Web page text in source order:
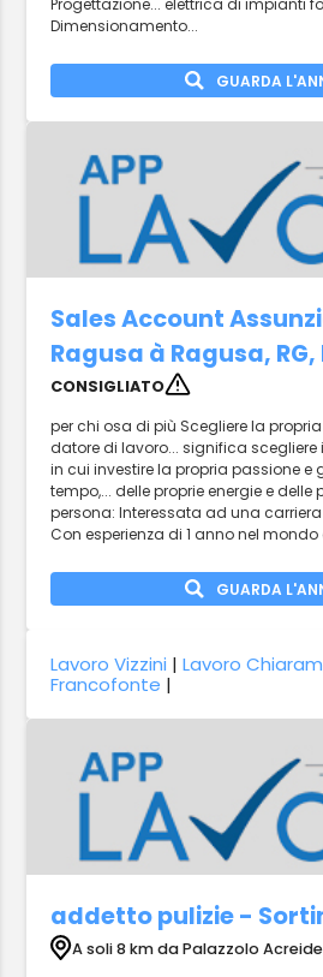
Progettazione... elettrica di impianti
Dimensionamento...
GUARDA
Sales Account
Ragusa à Ragusa,
CONSIGLIATO
per chi osa di più Scegliere la
datore di lavoro... significa scegliere
in cui investire la propria passione e
tempo,... delle proprie energie e
persona: Interessata ad una
Con esperienza di 1 anno nel mondo
GUARDA
Lavoro Vizzini |Lavoro
Francofonte |
addetto pulizie -
A soli 8 km da Palazzolo Acreide